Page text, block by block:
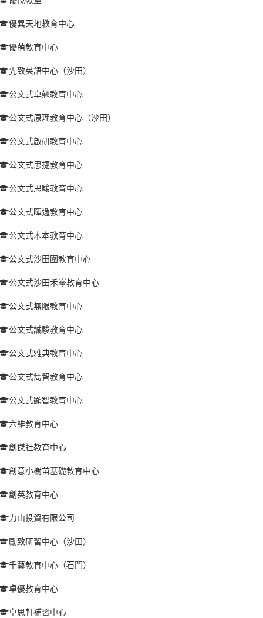
優異天地教育中心
優萌教育中心
先致英語中心（沙田）
公文式卓翹教育中心
公文式原理教育中心（沙田）
公文式啟研教育中心
公文式思捷教育中心
公文式思駿教育中心
公文式暉逸教育中心
公文式木本教育中心
公文式沙田圍教育中心
公文式沙田禾輋教育中心
公文式無限教育中心
公文式誠駿教育中心
公文式雅典教育中心
公文式雋智教育中心
公文式顯智教育中心
六維教育中心
創傑社教育中心
創意小樹苗基礎教育中心
創英教育中心
力山投資有限公司
勵致研習中心（沙田）
千藝教育中心（石門）
卓優教育中心
卓思軒補習中心